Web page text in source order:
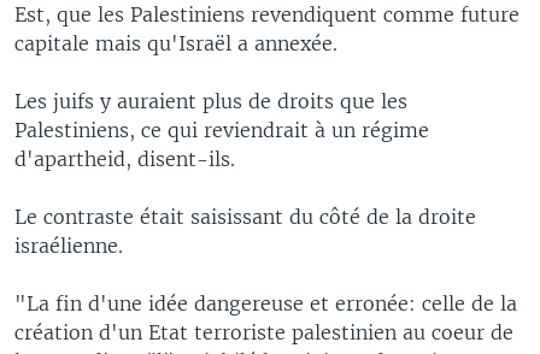
Est, que les Palestiniens revendiquent comme future
capitale mais qu'Israël a annexée.
Les juifs y auraient plus de droits que les
Palestiniens, ce qui reviendrait à un régime
d'apartheid, disent-ils.
Le contraste était saisissant du côté de la droite
israélienne.
"La fin d'une idée dangereuse et erronée: celle de la
création d'un Etat terroriste palestinien au coeur de